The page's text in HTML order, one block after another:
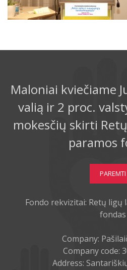
Maloniai kviečiame
valią ir 2 proc.
mokesčių skirti
paramos
PAREMTI
Fondo rekvizitai: Retų ligų
fondas
Company:
Company code:
Address: